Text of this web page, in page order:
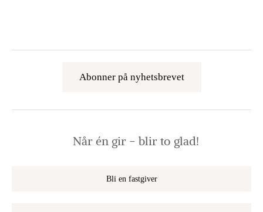
Abonner på nyhetsbrevet
Når én gir − blir to glad!
Bli en fastgiver